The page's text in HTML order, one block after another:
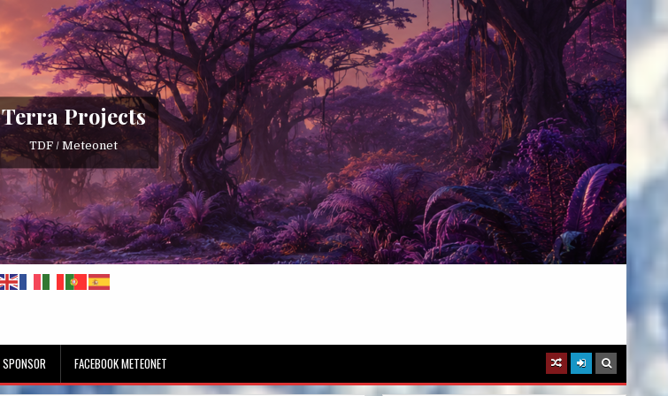
Terra Projects
TDF / Meteonet
SPONSOR FACEBOOK METEONET